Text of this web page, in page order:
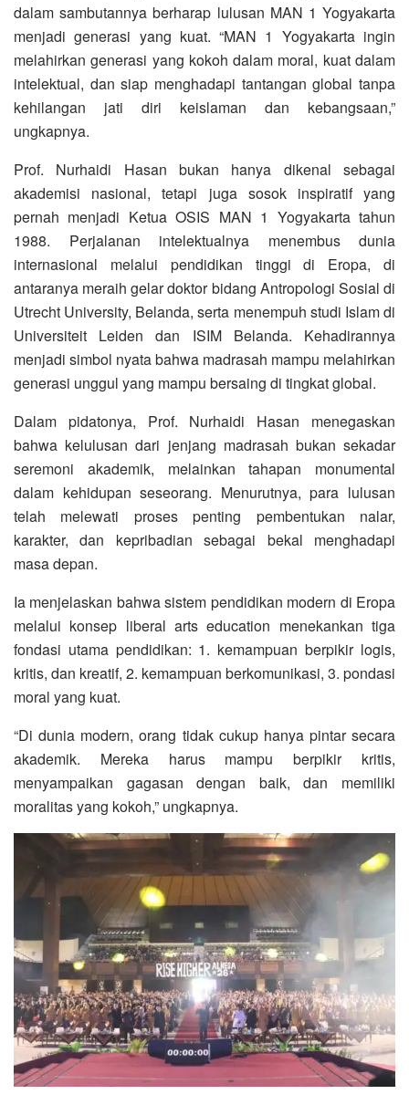
dalam sambutannya berharap lulusan MAN 1 Yogyakarta
menjadi generasi yang kuat. “MAN 1 Yogyakarta ingin
melahirkan generasi yang kokoh dalam moral, kuat dalam
intelektual, dan siap menghadapi tantangan global tanpa
kehilangan jati diri keislaman dan kebangsaan,”
ungkapnya.
Prof. Nurhaidi Hasan bukan hanya dikenal sebagai
akademisi nasional, tetapi juga sosok inspiratif yang
pernah menjadi Ketua OSIS MAN 1 Yogyakarta tahun
1988. Perjalanan intelektualnya menembus dunia
internasional melalui pendidikan tinggi di Eropa, di
antaranya meraih gelar doktor bidang Antropologi Sosial di
Utrecht University, Belanda, serta menempuh studi Islam di
Universiteit Leiden dan ISIM Belanda. Kehadirannya
menjadi simbol nyata bahwa madrasah mampu melahirkan
generasi unggul yang mampu bersaing di tingkat global.
Dalam pidatonya, Prof. Nurhaidi Hasan menegaskan
bahwa kelulusan dari jenjang madrasah bukan sekadar
seremoni akademik, melainkan tahapan monumental
dalam kehidupan seseorang. Menurutnya, para lulusan
telah melewati proses penting pembentukan nalar,
karakter, dan kepribadian sebagai bekal menghadapi
masa depan.
Ia menjelaskan bahwa sistem pendidikan modern di Eropa
melalui konsep liberal arts education menekankan tiga
fondasi utama pendidikan: 1. kemampuan berpikir logis,
kritis, dan kreatif, 2. kemampuan berkomunikasi, 3. pondasi
moral yang kuat.
“Di dunia modern, orang tidak cukup hanya pintar secara
akademik. Mereka harus mampu berpikir kritis,
menyampaikan gagasan dengan baik, dan memiliki
moralitas yang kokoh,” ungkapnya.